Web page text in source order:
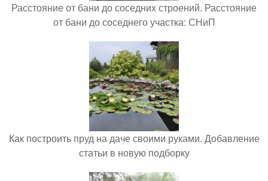
Расстояние от бани до соседних строений. Расстояние
от бани до соседнего участка: СНиП
Как построить пруд на даче своими руками. Добавление
статьи в новую подборку